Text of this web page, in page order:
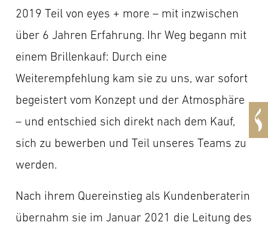
2019 Teil von eyes + more – mit inzwischen
über 6 Jahren Erfahrung. Ihr Weg begann mit
einem Brillenkauf: Durch eine
Weiterempfehlung kam sie zu uns, war sofort
begeistert vom Konzept und der Atmosphäre
– und entschied sich direkt nach dem Kauf,
sich zu bewerben und Teil unseres Teams zu
werden.
Nach ihrem Quereinstieg als Kundenberaterin
übernahm sie im Januar 2021 die Leitung des